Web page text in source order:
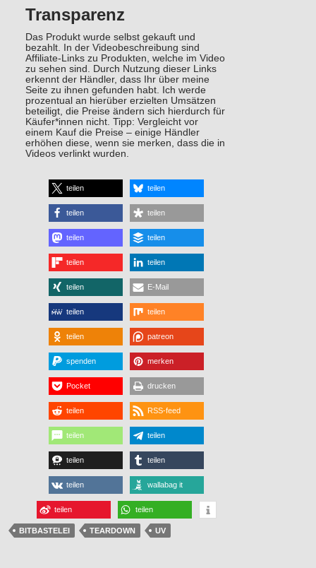
Transparenz
Das Produkt wurde selbst gekauft und
bezahlt. In der Videobeschreibung sind
Affiliate-Links zu Produkten, welche im Video
zu sehen sind. Durch Nutzung dieser Links
erkennt der Händler, dass Ihr über meine
Seite zu ihnen gefunden habt. Ich werde
prozentual an hierüber erzielten Umsätzen
beteiligt, die Preise ändern sich hierdurch für
Käufer*innen nicht. Tipp: Vergleicht vor
einem Kauf die Preise – einige Händler
erhöhen diese, wenn sie merken, dass die in
Videos verlinkt wurden.
teilen teilen
teilen teilen
teilen teilen
teilen teilen
teilen E-Mail
teilen teilen
teilen patreon
spenden merken
Pocket drucken
teilen RSS-feed
teilen teilen
teilen teilen
teilen wallabag it
teilen teilen
BITBASTELEI TEARDOWN UV